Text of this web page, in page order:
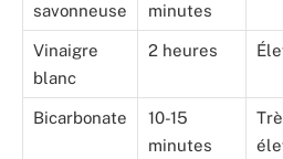
savonneuse
minutes
Vinaigre
blanc
2 heures
Bicarbonate
10-15
minutes